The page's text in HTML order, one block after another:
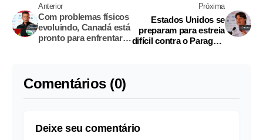
Anterior
Com problemas físicos
evoluindo, Canadá está
pronto para enfrentar a
Próxima
Estados Unidos se
preparam para estreia
difícil contra o Paraguai
Comentários (0)
Deixe seu comentário